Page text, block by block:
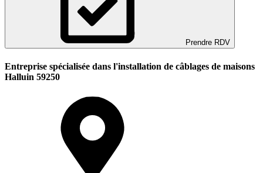
Prendre RDV
Entreprise spécialisée dans l'installation de câblages de maisons
Halluin 59250